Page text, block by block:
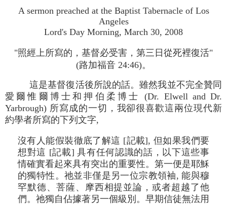
A sermon preached at the Baptist Tabernacle of Los
Angeles
Lord's Day Morning, March 30, 2008
"照經上所寫的，基督必受害，第三日從死裡復活"
(路加福音 24:46)。
這是基督復活後所說的話。雖然我並不完全贊同
愛爾惟爾博士和押伯柔博士 (Dr. Elwell and Dr.
Yarbrough) 所寫成的一切，我卻很喜歡這兩位現代新
約學者所寫的下列文字,
沒有人能假裝徹底了解這 [記載], 但如果我們要
想對這 [記載] 具有任何認識的話，以下這些事
情確實看起來具有突出的重要性。第一便是耶穌
的獨特性。祂並非僅是另一位宗教領袖, 能與穆
罕默德、菩薩、摩西相提並論，或者超越了他
們。祂獨自佔據著另一個級別。早期信徒無法用